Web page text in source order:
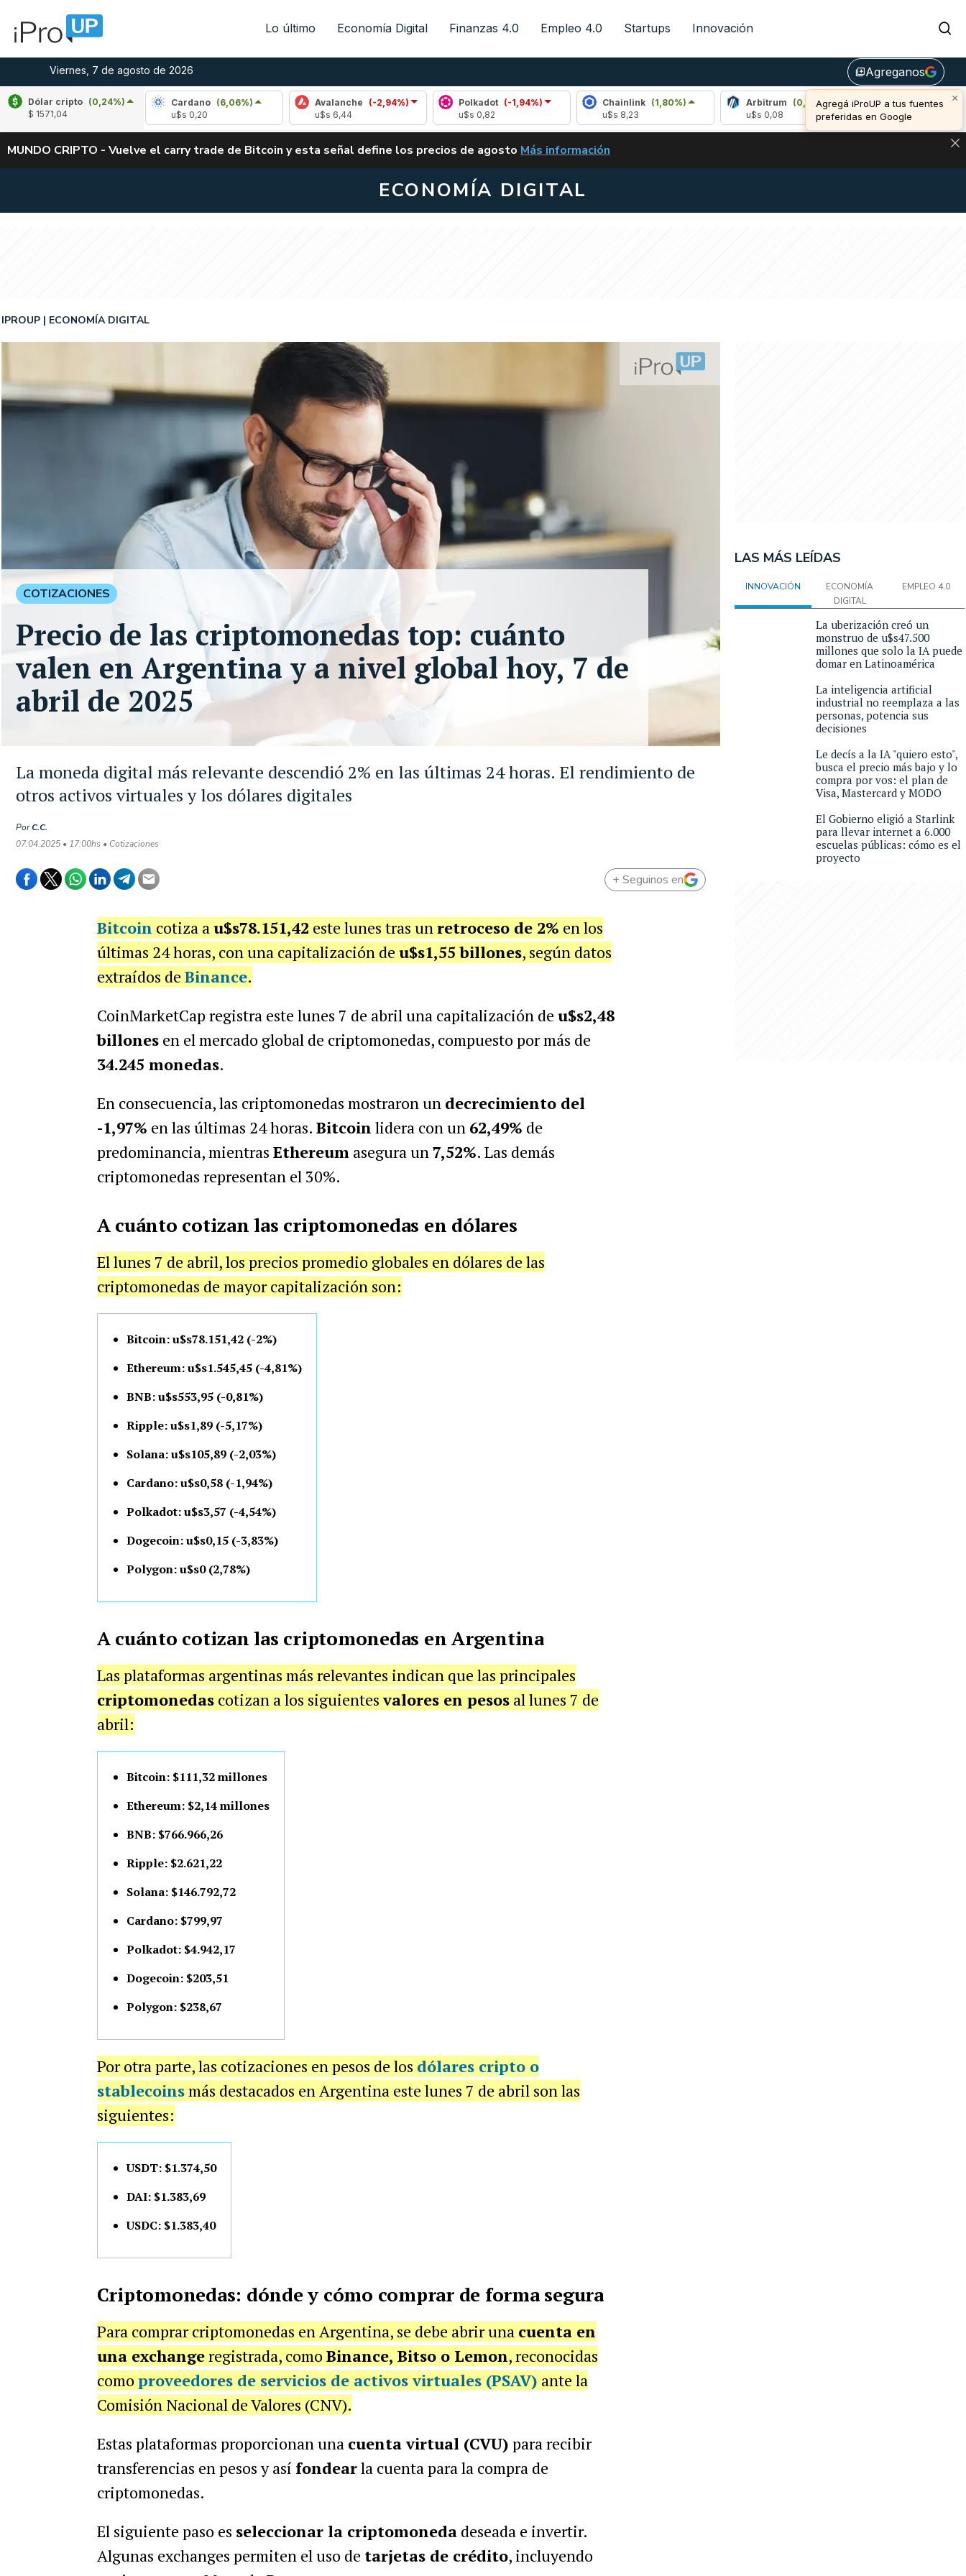
Lo último Economía Digital Finanzas 4.0 Empleo 4.0 Startups Innovación
Viernes, 7 de agosto de 2026 library_addAgreganos
×
Agregá iProUP a tus fuentes
preferidas en Google
Dólar cripto (0,24%)
$ 1571,04
(-1,26%)
Cardano
(6,06%)
Avalanche (-2,94%)
Polkadot
(-1,94%)
Chainlink (1,80%)
Arbitrum
(0,15%)
Bitcoin (0,24%)
u$s 64.778,00
ALERTA
MUNDO CRIPTO - Vuelve el carry trade de Bitcoin y esta señal define los precios de agosto VUELVE EL CARRY TRADE DE BITCOIN Y ESTA SEÑAL DEFINE LOS PRECIOS DE
Más información
ECONOMÍA DIGITAL
La moneda digital más relevante descendió 2% en las últimas 24 horas. El rendimiento de
otros activos virtuales y los dólares digitales
IPROUP ECONOMÍA DIGITAL
PorC.C.
07.04.2025 • 17:00hs • Cotizaciones
COTIZACIONES
Precio de las criptomonedas top: cuánto
valen en Argentina y a nivel global hoy, 7 de
abril de 2025
+ Seguinos en
Bitcoin cotiza au$s78.151,42 este lunes tras unretroceso de 2% en los
últimas 24 horas, con una capitalización de u$s1,55 billones, según datos
extraídos de Binance.
CoinMarketCap registra este lunes 7 de abril una capitalización de u$s2,48
billonesen el mercado global de criptomonedas, compuesto por más de
34.245 monedas.
En consecuencia, las criptomonedas mostraron un decrecimiento del
-1,97% en las últimas 24 horas. Bitcoin lidera con un 62,49% de
predominancia, mientras Ethereum asegura un7,52%. Las demás
criptomonedas representan el 30%.
A cuánto cotizan las criptomonedas en dólares
El lunes 7 de abril, los precios promedio globales en dólares de las
criptomonedas de mayor capitalización son:
Bitcoin: u$s78.151,42 (-2%)
Ethereum: u$s1.545,45 (-4,81%)
BNB: u$s553,95 (-0,81%)
Ripple: u$s1,89 (-5,17%)
Solana: u$s105,89 (-2,03%)
Cardano: u$s0,58 (-1,94%)
Polkadot: u$s3,57 (-4,54%)
Dogecoin: u$s0,15 (-3,83%)
Polygon: u$s0 (2,78%)
A cuánto cotizan las criptomonedas en Argentina
Las plataformas argentinas más relevantes indican que las principales
criptomonedascotizan a los siguientesvalores en pesosal lunes 7 de
abril:
Bitcoin: $111,32 millones
Ethereum: $2,14 millones
BNB: $766.966,26
Ripple: $2.621,22
Solana: $146.792,72
Cardano: $799,97
Polkadot: $4.942,17
Dogecoin: $203,51
Polygon: $238,67
Por otra parte, las cotizaciones en pesos de los dólares cripto o
stablecoinsmás destacados en Argentina este lunes 7 de abril son las
siguientes:
USDT: $1.374,50
DAI: $1.383,69
USDC: $1.383,40
Criptomonedas: dónde y cómo comprar de forma segura
Para comprar criptomonedas en Argentina, se debe abrir una cuenta en
una exchangeregistrada, como Binance, Bitso o Lemon, reconocidas
como proveedores de servicios de activos virtuales (PSAV) ante la
Comisión Nacional de Valores (CNV).
Estas plataformas proporcionan una cuenta virtual (CVU) para recibir
transferencias en pesos y así fondearla cuenta para la compra de
criptomonedas.
El siguiente paso es seleccionar la criptomonedadeseada e invertir.
Algunas exchanges permiten el uso de tarjetas de crédito, incluyendo
LAS MÁS LEÍDAS
INNOVACIÓN
ECONOMÍA
DIGITAL
EMPLEO 4.0
La uberización creó un
monstruo de u$s47.500
millones que solo la IA puede
domar en Latinoamérica
La inteligencia artificial
industrial no reemplaza a las
personas, potencia sus
decisiones
Le decís a la IA "quiero esto",
busca el precio más bajo y lo
compra por vos: el plan de
Visa, Mastercard y MODO
El Gobierno eligió a Starlink
para llevar internet a 6.000
escuelas públicas: cómo es el
proyecto